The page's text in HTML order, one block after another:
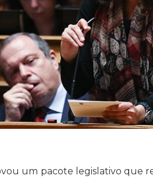
um pacote legislativo que